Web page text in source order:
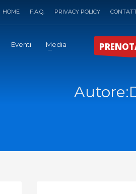
HOME F.A.Q. PRIVACY POLICY
Eventi Media
Autore: